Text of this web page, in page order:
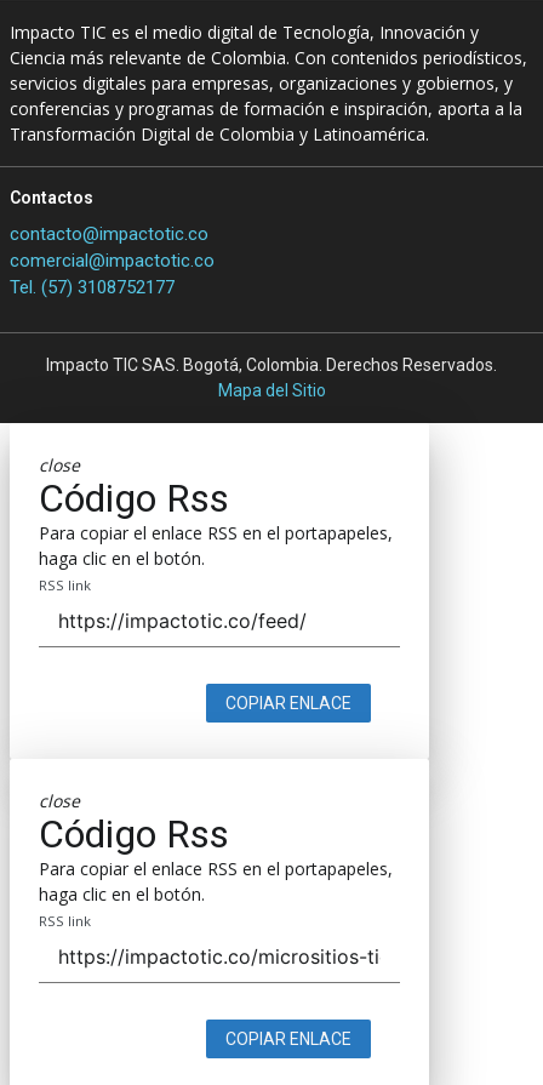
Impacto TIC es el medio digital de Tecnología, Innovación y
Ciencia más relevante de Colombia. Con contenidos periodísticos,
servicios digitales para empresas, organizaciones y gobiernos, y
conferencias y programas de formación e inspiración, aporta a la
Transformación Digital de Colombia y Latinoamérica.
Contactos
contacto@impactotic.co
comercial@impactotic.co
Tel. (57) 3108752177
Impacto TIC SAS. Bogotá, Colombia. Derechos Reservados.
Mapa del Sitio
close
Código Rss
Para copiar el enlace RSS en el portapapeles,
haga clic en el botón.
RSS link
COPIAR ENLACE
close
Código Rss
Para copiar el enlace RSS en el portapapeles,
haga clic en el botón.
RSS link
COPIAR ENLACE